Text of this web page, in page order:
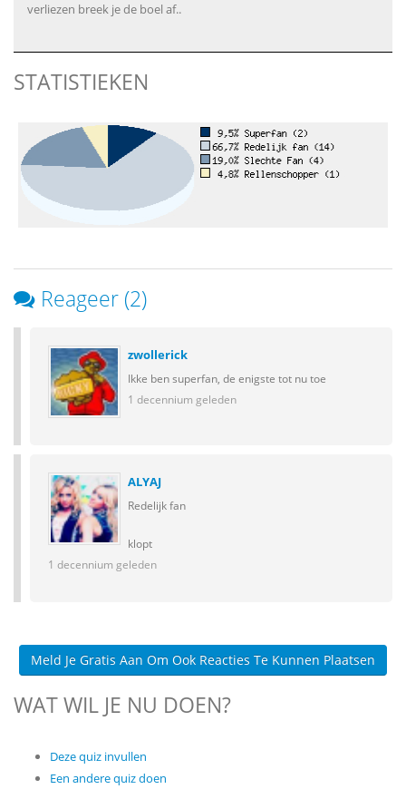
verliezen breek je de boel af..
STATISTIEKEN
Reageer (2)
zwollerick
Ikke ben superfan, de enigste tot nu toe
1 decennium geleden
ALYAJ
Redelijk fan
klopt
1 decennium geleden
Meld Je Gratis Aan Om Ook Reacties Te Kunnen Plaatsen
WAT WIL JE NU DOEN?
Deze quiz invullen
Een andere quiz doen